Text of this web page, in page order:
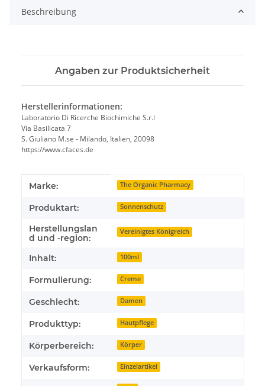
Beschreibung
Angaben zur Produktsicherheit
Herstellerinformationen:
Laboratorio Di Ricerche Biochimiche S.r.l
Via Basilicata 7
S. Giuliano M.se - Milando, Italien, 20098
https://www.cfaces.de
Produkteigenschaft
Wert
Marke: The Organic Pharmacy
Produktart: Sonnenschutz
Herstellungslan
d und -region:
Vereinigtes Königreich
Inhalt: 100ml
Formulierung: Creme
Geschlecht: Damen
Produkttyp: Hautpflege
Körperbereich: Körper
Verkaufsform: Einzelartikel